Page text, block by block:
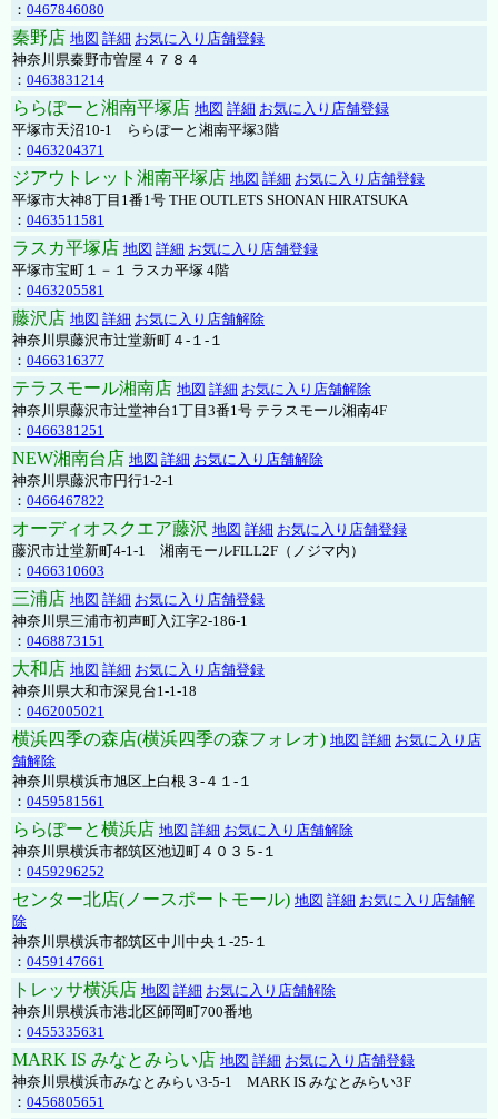
： 0467846080
秦野店 地図 詳細 お気に入り店舗登録
神奈川県秦野市曽屋４７８４
： 0463831214
ららぽーと湘南平塚店 地図 詳細 お気に入り店舗登録
平塚市天沼10-1 ららぽーと湘南平塚3階
： 0463204371
ジアウトレット湘南平塚店 地図 詳細 お気に入り店舗登録
平塚市大神8丁目1番1号 THE OUTLETS SHONAN HIRATSUKA
： 0463511581
ラスカ平塚店 地図 詳細 お気に入り店舗登録
平塚市宝町１－１ ラスカ平塚 4階
： 0463205581
藤沢店 地図 詳細 お気に入り店舗解除
神奈川県藤沢市辻堂新町４-１-１
： 0466316377
テラスモール湘南店 地図 詳細 お気に入り店舗解除
神奈川県藤沢市辻堂神台1丁目3番1号 テラスモール湘南4F
： 0466381251
NEW湘南台店 地図 詳細 お気に入り店舗解除
神奈川県藤沢市円行1-2-1
： 0466467822
オーディオスクエア藤沢 地図 詳細 お気に入り店舗登録
藤沢市辻堂新町4-1-1 湘南モールFILL2F（ノジマ内）
： 0466310603
三浦店 地図 詳細 お気に入り店舗登録
神奈川県三浦市初声町入江字2-186-1
： 0468873151
大和店 地図 詳細 お気に入り店舗登録
神奈川県大和市深見台1-1-18
： 0462005021
横浜四季の森店(横浜四季の森フォレオ) 地図 詳細 お気に入り店
舗解除
神奈川県横浜市旭区上白根３-４１-１
： 0459581561
ららぽーと横浜店 地図 詳細 お気に入り店舗解除
神奈川県横浜市都筑区池辺町４０３５-１
： 0459296252
センター北店(ノースポートモール) 地図 詳細 お気に入り店舗解
除
神奈川県横浜市都筑区中川中央１-25-１
： 0459147661
トレッサ横浜店 地図 詳細 お気に入り店舗解除
神奈川県横浜市港北区師岡町700番地
： 0455335631
MARK IS みなとみらい店 地図 詳細 お気に入り店舗登録
神奈川県横浜市みなとみらい3-5-1 MARK IS みなとみらい3F
： 0456805651